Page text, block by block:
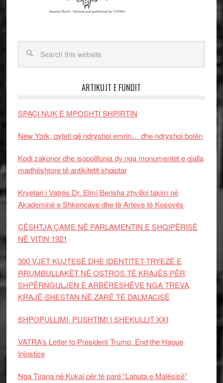
ARTIKUJT E FUNDIT
SPAÇI NUK E MPOSHTI SHPIRTIN
New York, qyteti që ndryshoi emrin… dhe ndryshoi botën
Kodi zakonor dhe isopolifonia dy nga monumentet e gjalla
madhështore të antikitetit shqiptar
Kryetari i Vatrës Dr. Elmi Berisha zhvilloi takim në
Akademinë e Shkencave dhe të Arteve të Kosovës
ÇËSHTJA ÇAME NË PARLAMENTIN E SHQIPËRISË
NË VITIN 1921
300 VJET KUJTESË DHE IDENTITET-TRYEZË E
RRUMBULLAKËT NË OSTROS TË KRAJËS PËR
SHPËRNGULJEN E ARBËRESHËVE NGA TREVA
KRAJË-SHESTAN NË ZARË TË DALMACISË
SHPOPULLIMI, PUSHTIMI I SHEKULLIT XXI
VATRA’s Letter to President Trump: End the Hague
Injustice
Nga Tirana në Kukaj për të parë “Lahuta e Malësisë”